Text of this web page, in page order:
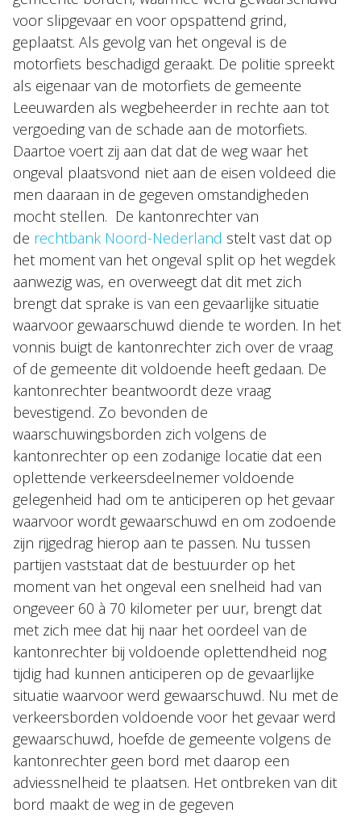
voor slipgevaar en voor opspattend grind,
geplaatst. Als gevolg van het ongeval is de
motorfiets beschadigd geraakt. De politie spreekt
als eigenaar van de motorfiets de gemeente
Leeuwarden als wegbeheerder in rechte aan tot
vergoeding van de schade aan de motorfiets.
Daartoe voert zij aan dat dat de weg waar het
ongeval plaatsvond niet aan de eisen voldeed die
men daaraan in de gegeven omstandigheden
mocht stellen. De kantonrechter van
de rechtbank Noord-Nederland stelt vast dat op
het moment van het ongeval split op het wegdek
aanwezig was, en overweegt dat dit met zich
brengt dat sprake is van een gevaarlijke situatie
waarvoor gewaarschuwd diende te worden. In het
vonnis buigt de kantonrechter zich over de vraag
of de gemeente dit voldoende heeft gedaan. De
kantonrechter beantwoordt deze vraag
bevestigend. Zo bevonden de
waarschuwingsborden zich volgens de
kantonrechter op een zodanige locatie dat een
oplettende verkeersdeelnemer voldoende
gelegenheid had om te anticiperen op het gevaar
waarvoor wordt gewaarschuwd en om zodoende
zijn rijgedrag hierop aan te passen. Nu tussen
partijen vaststaat dat de bestuurder op het
moment van het ongeval een snelheid had van
ongeveer 60 à 70 kilometer per uur, brengt dat
met zich mee dat hij naar het oordeel van de
kantonrechter bij voldoende oplettendheid nog
tijdig had kunnen anticiperen op de gevaarlijke
situatie waarvoor werd gewaarschuwd. Nu met de
verkeersborden voldoende voor het gevaar werd
gewaarschuwd, hoefde de gemeente volgens de
kantonrechter geen bord met daarop een
adviessnelheid te plaatsen. Het ontbreken van dit
bord maakt de weg in de gegeven